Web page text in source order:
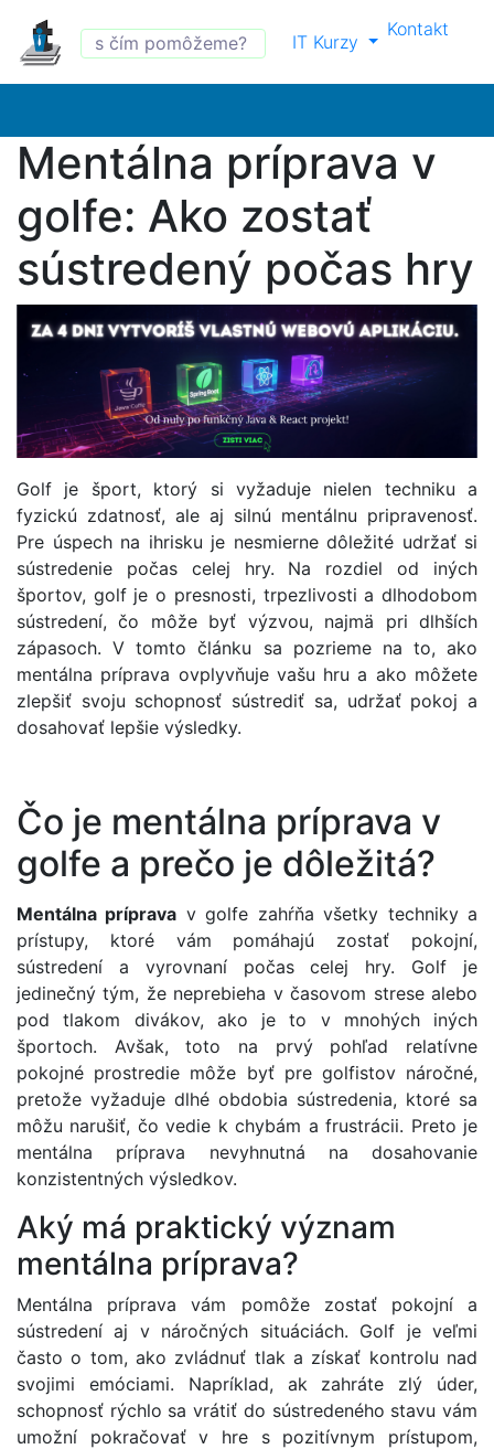
IT Kurzy
Kontakt
Mentálna príprava v
golfe: Ako zostať
sústredený počas hry
Golf je šport, ktorý si vyžaduje nielen techniku a
fyzickú zdatnosť, ale aj silnú mentálnu pripravenosť.
Pre úspech na ihrisku je nesmierne dôležité udržať si
sústredenie počas celej hry. Na rozdiel od iných
športov, golf je o presnosti, trpezlivosti a dlhodobom
sústredení, čo môže byť výzvou, najmä pri dlhších
zápasoch. V tomto článku sa pozrieme na to, ako
mentálna príprava ovplyvňuje vašu hru a ako môžete
zlepšiť svoju schopnosť sústrediť sa, udržať pokoj a
dosahovať lepšie výsledky.
Čo je mentálna príprava v
golfe a prečo je dôležitá?
Mentálna príprava v golfe zahŕňa všetky techniky a
prístupy, ktoré vám pomáhajú zostať pokojní,
sústredení a vyrovnaní počas celej hry. Golf je
jedinečný tým, že neprebieha v časovom strese alebo
pod tlakom divákov, ako je to v mnohých iných
športoch. Avšak, toto na prvý pohľad relatívne
pokojné prostredie môže byť pre golfistov náročné,
pretože vyžaduje dlhé obdobia sústredenia, ktoré sa
môžu narušiť, čo vedie k chybám a frustrácii. Preto je
mentálna príprava nevyhnutná na dosahovanie
konzistentných výsledkov.
Aký má praktický význam
mentálna príprava?
Mentálna príprava vám pomôže zostať pokojní a
sústredení aj v náročných situáciách. Golf je veľmi
často o tom, ako zvládnuť tlak a získať kontrolu nad
svojimi emóciami. Napríklad, ak zahráte zlý úder,
schopnosť rýchlo sa vrátiť do sústredeného stavu vám
umožní pokračovať v hre s pozitívnym prístupom,